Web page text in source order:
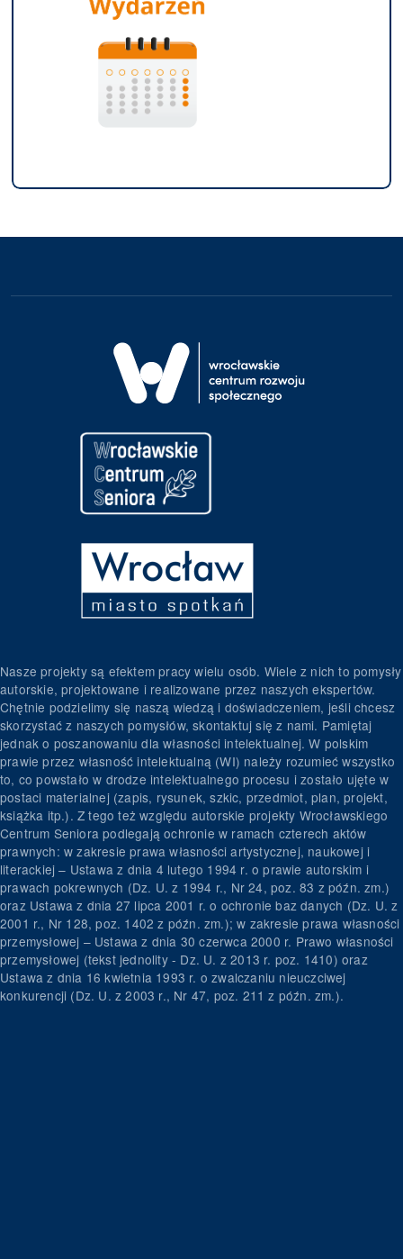
Nasze projekty są efektem pracy wielu osób. Wiele z nich to pomysły
autorskie, projektowane i realizowane przez naszych ekspertów.
Chętnie podzielimy się naszą wiedzą i doświadczeniem, jeśli chcesz
skorzystać z naszych pomysłów, skontaktuj się z nami. Pamiętaj
jednak o poszanowaniu dla własności intelektualnej. W polskim
prawie przez własność intelektualną (WI) należy rozumieć wszystko
to, co powstało w drodze intelektualnego procesu i zostało ujęte w
postaci materialnej (zapis, rysunek, szkic, przedmiot, plan, projekt,
książka itp.). Z tego też względu autorskie projekty Wrocławskiego
Centrum Seniora podlegają ochronie w ramach czterech aktów
prawnych: w zakresie prawa własności artystycznej, naukowej i
literackiej – Ustawa z dnia 4 lutego 1994 r. o prawie autorskim i
prawach pokrewnych (Dz. U. z 1994 r., Nr 24, poz. 83 z późn. zm.)
oraz Ustawa z dnia 27 lipca 2001 r. o ochronie baz danych (Dz. U. z
2001 r., Nr 128, poz. 1402 z późn. zm.); w zakresie prawa własności
przemysłowej – Ustawa z dnia 30 czerwca 2000 r. Prawo własności
przemysłowej (tekst jednolity - Dz. U. z 2013 r. poz. 1410) oraz
Ustawa z dnia 16 kwietnia 1993 r. o zwalczaniu nieuczciwej
konkurencji (Dz. U. z 2003 r., Nr 47, poz. 211 z późn. zm.).